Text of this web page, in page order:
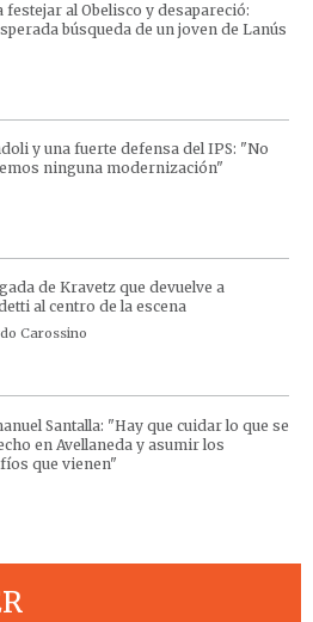
festejar al Obelisco y desapareció:
búsqueda de un joven de Lanús
y una fuerte defensa del IPS: "No
ninguna modernización"
de Kravetz que devuelve a
al centro de la escena
Carossino
Santalla: "Hay que cuidar lo que se
en Avellaneda y asumir los
que vienen"